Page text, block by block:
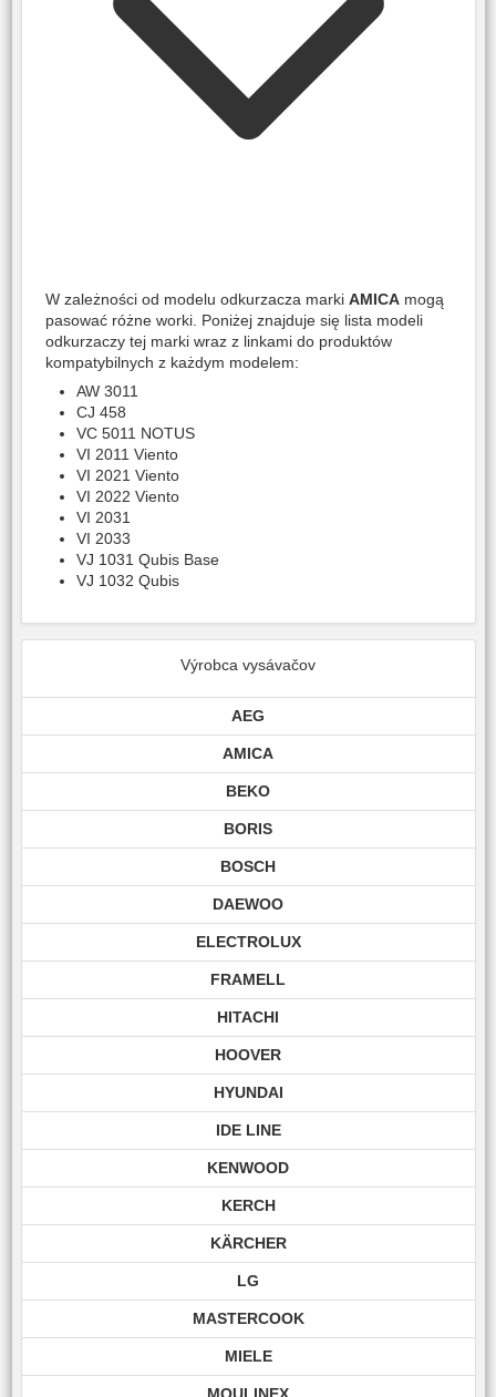
W zależności od modelu odkurzacza marki AMICAmogą
pasować różne worki. Poniżej znajduje się lista modeli
odkurzaczy tej marki wraz z linkami do produktów
kompatybilnych z każdym modelem:
AW 3011
CJ 458
VC 5011 NOTUS
VI 2011 Viento
VI 2021 Viento
VI 2022 Viento
VI 2031
VI 2033
VJ 1031 Qubis Base
VJ 1032 Qubis
Výrobca vysávačov
AEG
AMICA
BEKO
BORIS
BOSCH
DAEWOO
ELECTROLUX
FRAMELL
HITACHI
HOOVER
HYUNDAI
IDE LINE
KENWOOD
KERCH
KÄRCHER
LG
MASTERCOOK
MIELE